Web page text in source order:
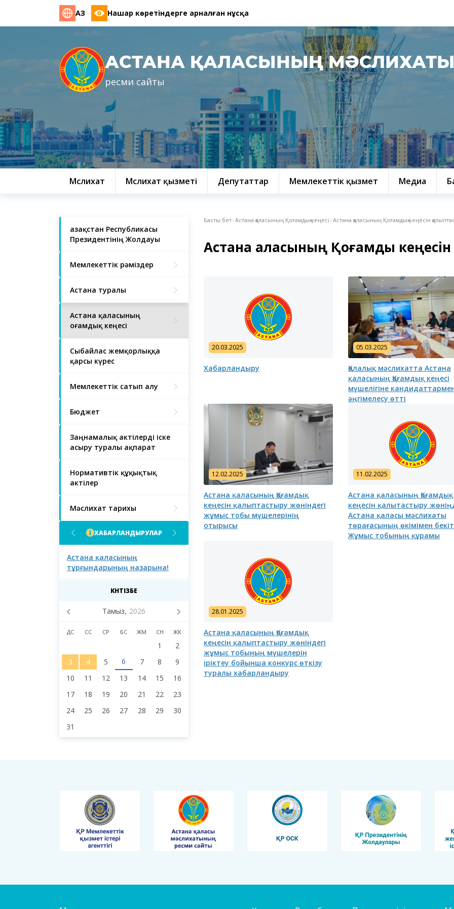
ҚАЗ Нашар көретіндерге арналған нұсқа
АСТАНА ҚАЛАСЫНЫҢ МӘСЛИХАТЫ
ресми сайты
Мәслихат Мәслихат қызметі Депутаттар Мемлекеттік қызмет Медиа
Қазақстан Республикасы
Президентінің Жолдауы
Мемлекеттік рәміздер
Астана туралы
Астана қаласының
Қоғамдық кеңесі
Сыбайлас жемқорлыққа
қарсы күрес
Мемлекеттік сатып алу
Бюджет
Заңнамалық актілерді іске
асыру туралы ақпарат
Нормативтік құқықтық
актілер
Мәслихат тарихы
ХАБАРЛАНДЫРУЛАР
Астана қаласының
тұрғындарының назарына!
тұрғындарының және Астана
қаласы мәслихатының
сегізінші сайланым
депутаттарының назарына!
КҮНТІЗБЕ
Тамыз, 2026
ДС СС СР БС ЖМ СН ЖК
1
2
3
4 5 6 7 8
9
10
11 12 13 14 15
16
17
18 19 20 21 22
23
24
25 26 27 28 29
30
31
Басты бет Астана қаласының Қоғамдық кеңесі Астана қаласының Қоғамдық кеңесін
Астана қаласының Қоғамдық
20.03.2025
Хабарландыру
05.03.2025
Қалалық мәслихатта Астана
қаласының Қоғамдық кеңесі
мүшелігіне
әңгімелесу өтті
12.02.2025
Астана қаласының Қоғамдық
кеңесін қалыптастыру жөніндегі
жұмыс тобы мүшелерінің
отырысы
11.02.2025
Астана қаласының Қоғамдық
кеңесін қалытастыру
Астана қаласы мәслихаты
төрағасының өкімімен
Жұмыс тобының құрамы
28.01.2025
Астана қаласының Қоғамдық
кеңесін қалыптастыру жөніндегі
жұмыс тобының мүшелерін
іріктеу бойынша конкурс өткізу
туралы хабарландыру